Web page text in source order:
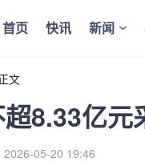
首页 快讯 新闻
文
8.33亿
2026-05-20 19:46